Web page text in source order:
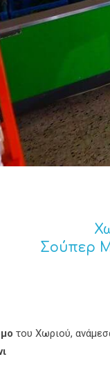
Σούπερ
του Χωριού,